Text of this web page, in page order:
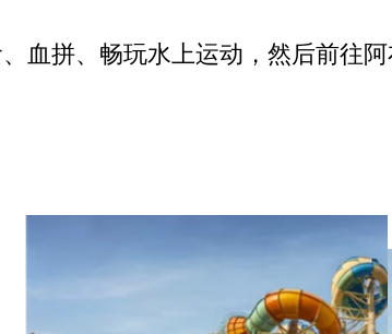
血拼、畅玩水上运动，然后前往